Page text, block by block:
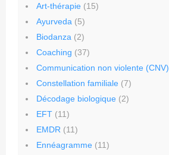
Art-thérapie (15)
Ayurveda (5)
Biodanza (2)
Coaching (37)
Communication non violente (CNV)
Constellation familiale (7)
Décodage biologique (2)
EFT (11)
EMDR (11)
Ennéagramme (11)